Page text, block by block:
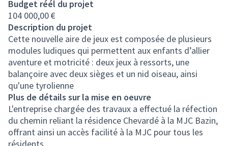
Budget réél du projet
104 000,00 €
Description du projet
Cette nouvelle aire de jeux est composée de plusieurs
modules ludiques qui permettent aux enfants d’allier
aventure et motricité : deux jeux à ressorts, une
balançoire avec deux sièges et un nid oiseau, ainsi
qu'une tyrolienne
Plus de détails sur la mise en oeuvre
L'entreprise chargée des travaux a effectué la réfection
du chemin reliant la résidence Chevardé à la MJC Bazin,
offrant ainsi un accès facilité à la MJC pour tous les